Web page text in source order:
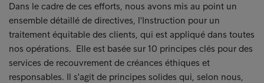
Dans le cadre de ces efforts, nous avons mis au point un
ensemble détaillé de directives, l'Instruction pour un
traitement équitable des clients, qui est appliqué dans toutes
nos opérations. Elle est basée sur 10 principes clés pour des
services de recouvrement de créances éthiques et
responsables. Il s'agit de principes solides qui, selon nous,